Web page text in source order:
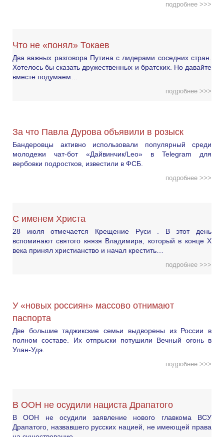
подробнее >>>
Что не «понял» Токаев
Два важных разговора Путина с лидерами соседних стран.
Хотелось бы сказать дружественных и братских. Но давайте
вместе подумаем…
подробнее >>>
За что Павла Дурова объявили в розыск
Бандеровцы активно использовали популярный среди
молодежи чат-бот «Дайвинчик/Leo» в Telegram для
вербовки подростков, известили в ФСБ.
подробнее >>>
С именем Христа
28 июля отмечается Крещение Руси . В этот день
вспоминают святого князя Владимира, который в конце X
века принял христианство и начал крестить…
подробнее >>>
У «новых россиян» массово отнимают
паспорта
Две большие таджикские семьи выдворены из России в
полном составе. Их отпрыски потушили Вечный огонь в
Улан-Удэ.
подробнее >>>
В ООН не осудили нациста Драпатого
В ООН не осудили заявление нового главкома ВСУ
Драпатого, назвавшего русских нацией, не имеющей права